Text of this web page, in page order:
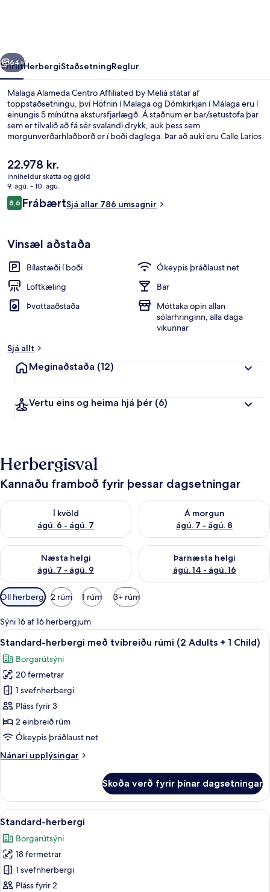
Næsta
64+
YfirlitHerbergiStaðsetningReglur
Malaga Alameda Centro Affiliated by Meliá státar af
toppstaðsetningu, því Höfnin í Malaga og Dómkirkjan í Málaga eru í
einungis 5 mínútna akstursfjarlægð. Á staðnum er bar/setustofa þar
sem er tilvalið að fá sér svalandi drykk, auk þess sem
morgunverðarhlaðborð er í boði daglega. Þar að auki eru Calle Larios
akstursfjarlægð. Aðrir gestir hafa sérstaklega sagt að hjálpsamt
starfsfólk sé meðal helstu kosta gististaðarins. Það er ekki langt að
fara til að komast í almenningssamgöngur: Guadalmedina
lestarstöðin er í 5 mínútna göngufjarlægð og El Perchel lestarstöðin í
8 mínútna.
Núverandi
verð
er
22.978 kr.
22.978 kr.
inniheldur skatta og gjöld
9. ágú. - 10. ágú.
Umsagnir
8,68,6 af 10
FrábærtSjá allar 786 umsagnir
Vinsæl aðstaða
Bílastæði í boði
Ókeypis þráðlaust net
Loftkæling
Bar
Þvottaaðstaða
Móttaka opin allan
sólarhringinn, alla daga
vikunnar
Sjá allt
Meginaðstaða (12)
Vertu eins og heima hjá þér (6)
Herbergisval
Kannaðu framboð fyrir þessar dagsetningar
Í kvöld
ágú. 6 - ágú. 7
Athuga framboð í kvöld ágú. 6 - ágú. 7
Á morgun
ágú. 7 - ágú. 8
Athuga framboð á morgun
Næsta helgi
ágú. 7 - ágú. 9
Athuga framboð næstu helgi ágú. 7 - ágú. 9
Þarnæsta helgi
ágú. 14 - ágú. 16
Athuga framboð þarnæstu
Síur
í
boði
fyrir
herbergi
Öll herbergi 2 rúm 1 rúm 3+ rúm
Sýni 16 af 16 herbergjum
Skoða
allar
myndir
fyrir
Standard-
herbergi
með
tvíbreiðu
(2
1
Child)
Míníbar, öryggishólf í herbergi,
5
Standard-herbergi með tvíbreiðu rúmi (2 Adults + 1 Child)
Borgarútsýni
20 fermetrar
1 svefnherbergi
Pláss fyrir 3
2 einbreið rúm
Ókeypis þráðlaust net
Nánari upplýsingar
Nánari
herbergi
með
tvíbreiðu
(2
Adults
+
Child)
Skoða verð fyrir þínar dagsetningar
Skoða
allar
myndir
fyrir
Standard-
herbergi
Standard-herbergi | Míníbar,
5
Standard-herbergi
Borgarútsýni
18 fermetrar
1 svefnherbergi
Pláss fyrir 2